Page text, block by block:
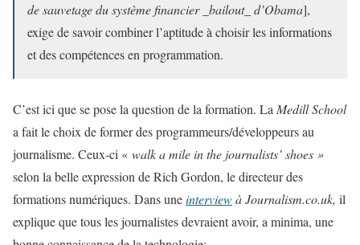
de sauvetage du système financier _bailout_ d’Obama],
exige de savoir combiner l’aptitude à choisir les informations
et des compétences en programmation.
C’est ici que se pose la question de la formation. LaMedill School
a fait le choix de former des programmeurs/développeurs au
journalisme. Ceux-ci « walk a mile in the journalists’ shoes »
selon la belle expression de Rich Gordon, le directeur des
formations numériques. Dans uneinterviewà Journalism.co.uk, il
explique que tous les journalistes devraient avoir, a minima, une